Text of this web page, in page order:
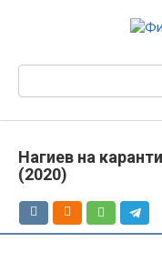
Нагиев на
(2020)